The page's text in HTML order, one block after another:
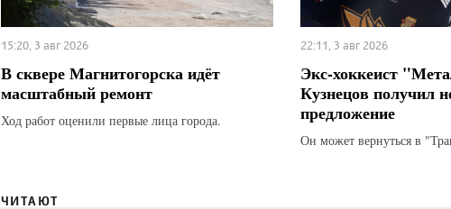
15:20, 3 авг 2026
В сквере Магнитогорска идёт
масштабный ремонт
Ход работ оценили первые лица города.
22:11, 3 авг 2026
Экс-хоккеист
Кузнецов получил
предложение
Он может вернуться в
ЧИТАЮТ